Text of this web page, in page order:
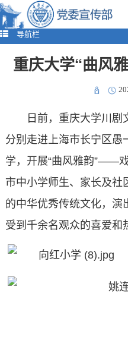
导航栏
重庆大学“曲风
日前，重庆大学川剧
分别走进上海市长宁区愚
学，开展“曲风雅韵”——
市中小学师生、家长及社
的中华优秀传统文化，演
受到千余名观众的喜爱和